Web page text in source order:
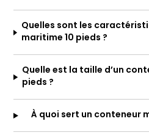
Quelles sont les
maritime 10 pieds ?
Quelle est la taille d’un
pieds ?
À quoi sert un conteneur